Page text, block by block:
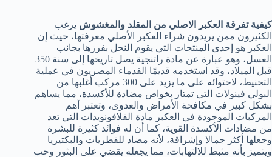
كيفية تفرقة العكبر الاصلي من المقلد والمغشوش يرغب
الكثيرون ممن يريدون شراء العكبر الأصلي معرفتها، حيث إن
العكبر هو إحدى المنتجات التي يقوم النحل بفرزها بجانب
العسل، وهو عبارة عن مادة راتنجية يصل تاريخها إلى سنة 350
قبل الميلاد، وقد استخدمه قديمًا القدماء المصريون في عملية
التحنيط، لاحتوائه على ما يزيد على 300 مركب أغلبها من
البولي فينولات التي تمتاز بخواص مضادة للأكسدة، مما يساهم
بشكل كبير في مكافحة الأمراض والعدوى، وتعتبر أهم
المركبات الموجودة في العكبر مادة الفلافونويدات التي تعد
من مضادات الأكسدة القوية، كما أن له فوائد كثيرة للبشرة
وجعلها أكثر جمالا وإشراقة، لأنه مضاد للفطريات والبكتيريا
ويتميز بأنه مثبط للالتهابات، مما يجعله يقضي على البثور وحب